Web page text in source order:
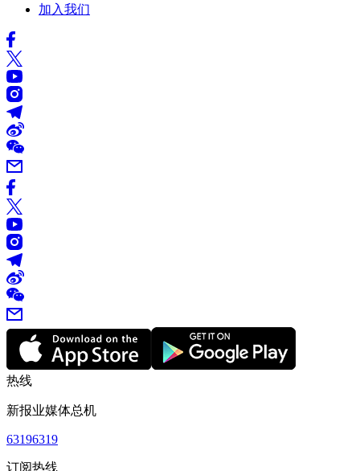
加入我们
热线
新报业媒体总机
63196319
订阅热线